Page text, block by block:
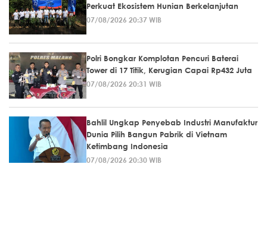
Perkuat Ekosistem Hunian Berkelanjutan
07/08/2026 20:37 WIB
Polri Bongkar Komplotan Pencuri Baterai
Tower di 17 Titik, Kerugian Capai Rp432 Juta
07/08/2026 20:31 WIB
Bahlil Ungkap Penyebab Industri Manufaktur
Dunia Pilih Bangun Pabrik di Vietnam
Ketimbang Indonesia
07/08/2026 20:30 WIB